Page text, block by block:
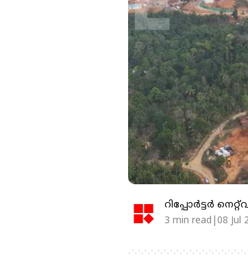
റിപ്പോർട്ടർ
3 min read|08 Jul